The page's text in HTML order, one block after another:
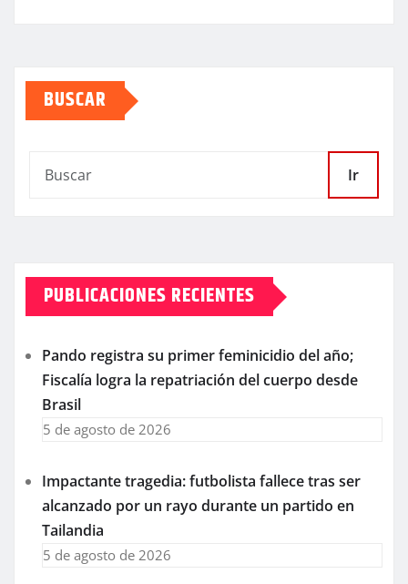
BUSCAR
Ir
PUBLICACIONES RECIENTES
Pando registra su primer feminicidio del año;
Fiscalía logra la repatriación del cuerpo desde
Brasil
5 de agosto de 2026
Impactante tragedia: futbolista fallece tras ser
alcanzado por un rayo durante un partido en
Tailandia
5 de agosto de 2026